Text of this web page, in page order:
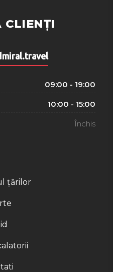
țărilor
CLIENȚI
09:00 - 19:00
10:00 - 15:00
Închis